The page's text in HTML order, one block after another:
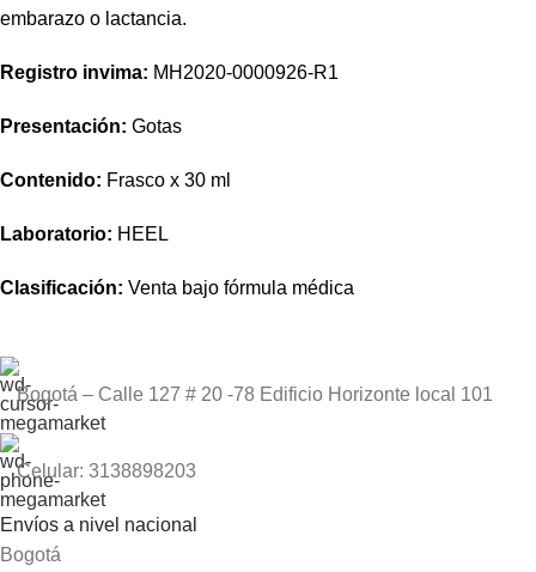
embarazo o lactancia.
Registro invima: MH2020-0000926-R1
Presentación: Gotas
Contenido: Frasco x 30 ml
Laboratorio: HEEL
Clasificación: Venta bajo fórmula médica
Bogotá – Calle 127 # 20 -78 Edificio Horizonte local 101
Celular: 3138898203
Envíos a nivel nacional
Bogotá